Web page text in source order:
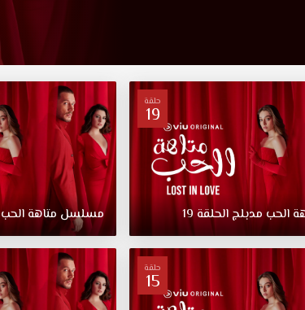
حلقة
19
الحبمدبلج الحلقة19 مسلسل متاهة الحب
حلقة
15